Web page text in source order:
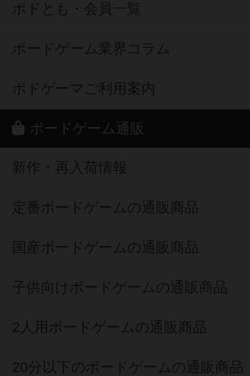
ボドとも・会員一覧
ボードゲーム業界コラム
ボドゲーマご利用案内
ボードゲーム通販
新作・再入荷情報
定番ボードゲームの通販商品
国産ボードゲームの通販商品
子供向けボードゲームの通販商品
2人用ボードゲームの通販商品
20分以下のボードゲームの通販商品